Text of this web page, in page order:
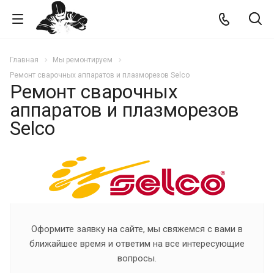
Главная
Мы ремонтируем
Ремонт сварочных аппаратов и плазморезов Selco
Ремонт сварочных
аппаратов и плазморезов
Selco
Оформите заявку на сайте, мы свяжемся с вами в
ближайшее время и ответим на все интересующие
вопросы.